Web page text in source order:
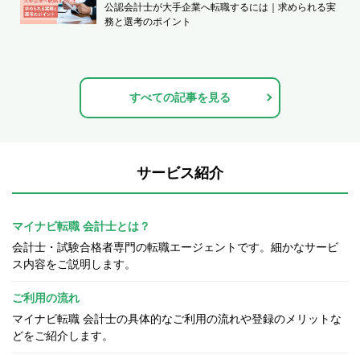
公認会計士が大手企業へ転職するには｜求められる実
務と選考のポイント
すべての記事を見る
サービス紹介
マイナビ転職 会計士とは？
会計士・試験合格者専門の転職エージェントです。細かなサービ
ス内容をご説明します。
ご利用の流れ
マイナビ転職 会計士の具体的なご利用の流れや登録のメリットな
どをご紹介します。